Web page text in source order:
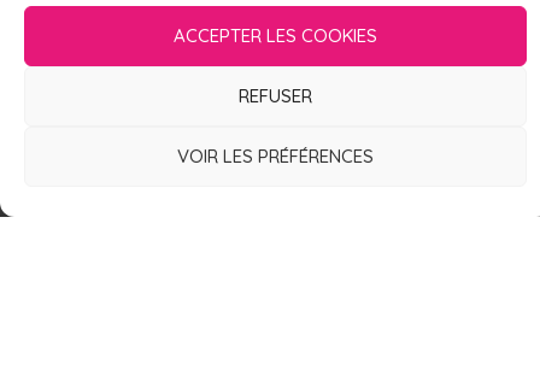
ACCEPTER LES COOKIES
REFUSER
VOIR LES PRÉFÉRENCES